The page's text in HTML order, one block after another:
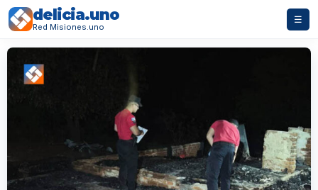
delicia.uno
Red Misiones.uno
☰